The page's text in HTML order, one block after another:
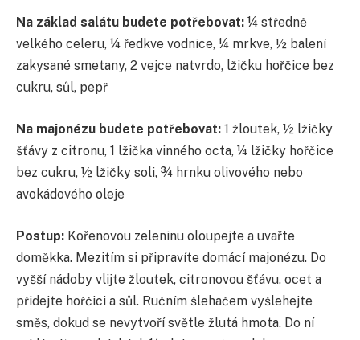
Na základ salátu budete potřebovat: ¼ středně
velkého celeru, ¼ ředkve vodnice, ¼ mrkve, ½ balení
zakysané smetany, 2 vejce natvrdo, lžičku hořčice bez
cukru, sůl, pepř
Na majonézu budete potřebovat: 1 žloutek, ½ lžičky
šťávy z citronu, 1 lžička vinného octa, ¼ lžičky hořčice
bez cukru, ½ lžičky soli, ¾ hrnku olivového nebo
avokádového oleje
Postup: Kořenovou zeleninu oloupejte a uvařte
doměkka. Mezitím si připravíte domácí majonézu. Do
vyšší nádoby vlijte žloutek, citronovou šťávu, ocet a
přidejte hořčici a sůl. Ručním šlehačem vyšlehejte
směs, dokud se nevytvoří světle žlutá hmota. Do ní